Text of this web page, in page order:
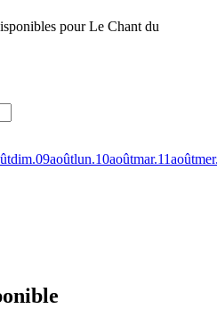
pour Le Chant du
dim.09aoûtlun.10aoûtmar.11août